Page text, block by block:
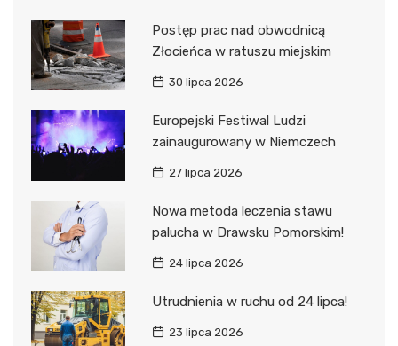
Postęp prac nad obwodnicą
Złocieńca w ratuszu miejskim
30 lipca 2026
Europejski Festiwal Ludzi
zainaugurowany w Niemczech
27 lipca 2026
Nowa metoda leczenia stawu
palucha w Drawsku Pomorskim!
24 lipca 2026
Utrudnienia w ruchu od 24 lipca!
23 lipca 2026